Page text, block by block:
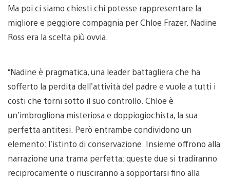
Ma poi ci siamo chiesti chi potesse rappresentare la
migliore e peggiore compagnia per Chloe Frazer. Nadine
Ross era la scelta più ovvia.
“Nadine è pragmatica, una leader battagliera che ha
sofferto la perdita dell’attività del padre e vuole a tutti i
costi che torni sotto il suo controllo. Chloe è
un’imbrogliona misteriosa e doppiogiochista, la sua
perfetta antitesi. Però entrambe condividono un
elemento: l’istinto di conservazione. Insieme offrono alla
narrazione una trama perfetta: queste due si tradiranno
reciprocamente o riusciranno a sopportarsi fino alla